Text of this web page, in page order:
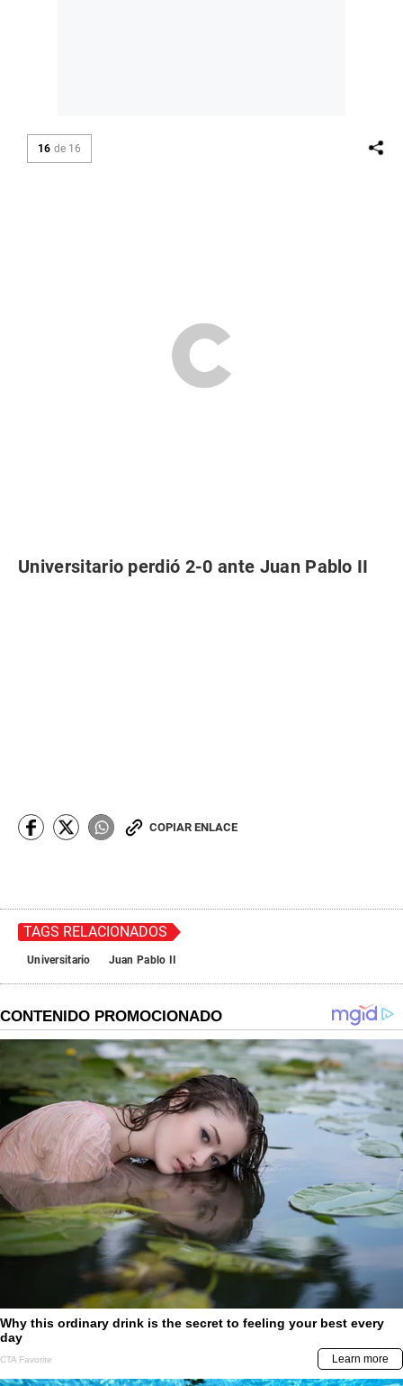
16 de 16
Universitario Juan Pablo II